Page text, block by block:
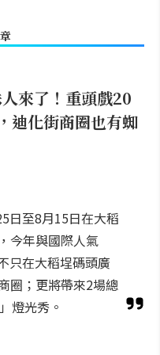
來了！重頭戲20
迪化街商圈也有蜘
日至8月15日在大稻
今年與國際人氣
只在大稻埕碼頭廣
圈；更將帶來2場總
燈光秀。